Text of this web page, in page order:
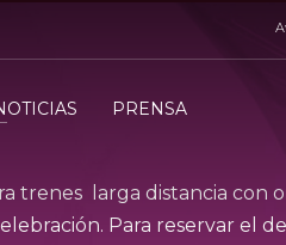
PRENSA
trenes larga distancia con
Para reservar el